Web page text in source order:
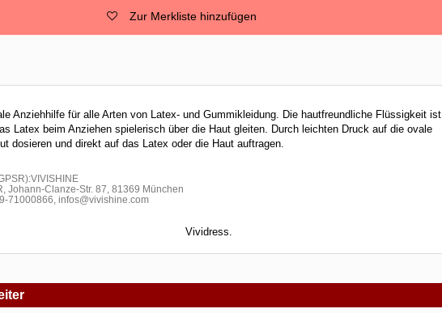
Zur Merkliste hinzufügen
Anziehhilfe für alle Arten von Latex- und Gummikleidung. Die hautfreundliche Flüssigkeit ist
Latex beim Anziehen spielerisch über die Haut gleiten. Durch leichten Druck auf die ovale
dosieren und direkt auf das Latex oder die Haut auftragen.
Johann-Clanze-Str. 87, 81369 München
71000866, infos@vivishine.com
Vividress.